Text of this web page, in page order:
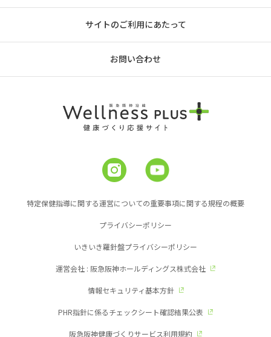
サイトのご利用にあたって
お問い合わせ
特定保健指導に関する運営についての重要事項に関する規程の概要
プライバシーポリシー
いきいき羅針盤プライバシーポリシー
運営会社 : 阪急阪神ホールディングス株式会社
情報セキュリティ基本方針
PHR指針に係るチェックシート確認結果公表
阪急阪神健康づくりサービス利用規約